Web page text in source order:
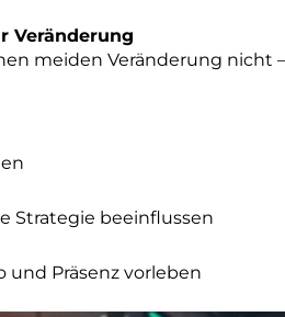
Veränderung
meiden Veränderung nicht
Strategie beeinflussen
und Präsenz vorleben